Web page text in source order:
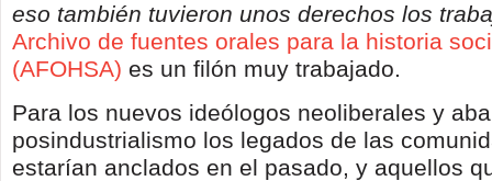
eso también tuvieron unos derechos los
Archivo de fuentes orales para la historia
(AFOHSA) es un filón muy trabajado.
Para los nuevos ideólogos neoliberales y
posindustrialismo los legados de las
estarían anclados en el pasado, y aquellos